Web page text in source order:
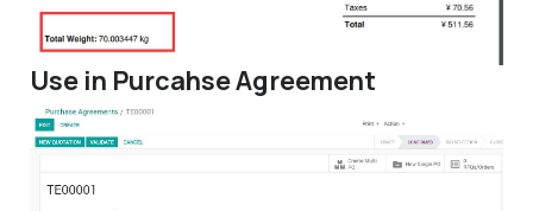
Use in Purcahse Agreement